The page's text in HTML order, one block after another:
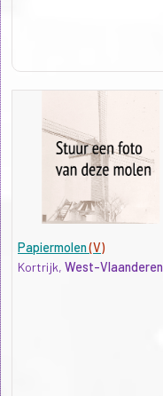
Papiermolen(V)
Kortrijk, West-Vlaanderen